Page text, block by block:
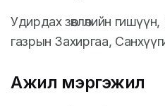
Удирдах зөвлөлийн гишүүн,
газрын Захиргаа,
Ажил мэргэжил